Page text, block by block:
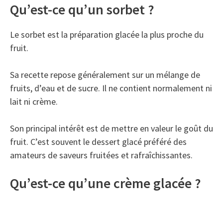
Qu’est-ce qu’un sorbet ?
Le sorbet est la préparation glacée la plus proche du
fruit.
Sa recette repose généralement sur un mélange de
fruits, d’eau et de sucre. Il ne contient normalement ni
lait ni crème.
Son principal intérêt est de mettre en valeur le goût du
fruit. C’est souvent le dessert glacé préféré des
amateurs de saveurs fruitées et rafraîchissantes.
Qu’est-ce qu’une crème glacée ?